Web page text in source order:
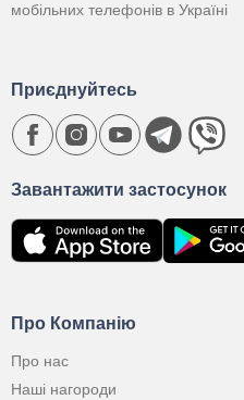
мобільних телефонів в Україні
Про Компанію
Про нас
Наші нагороди
Завантажити застосунок
Приєднуйтесь